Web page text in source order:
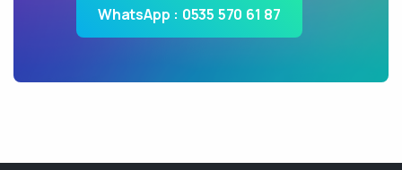
WhatsApp : 0535 570 61 87